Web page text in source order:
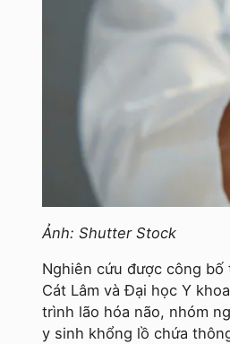
Ảnh: Shutter Stock
Nghiên cứu được công
Cát Lâm và Đại học Y
trình lão hóa não, nhóm
y sinh khổng lồ chứa